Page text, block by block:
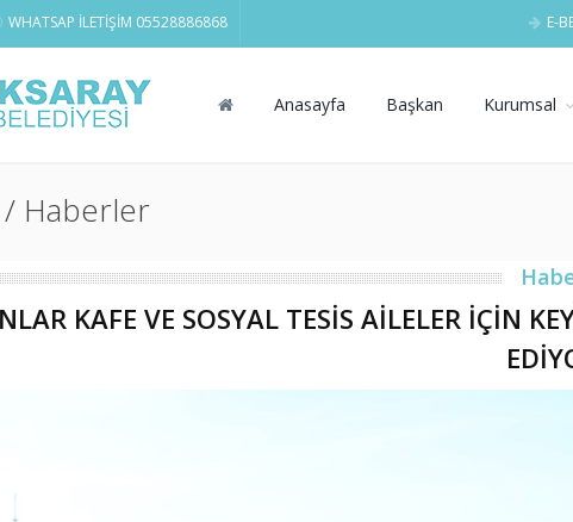
E-
WHATSAP İLETİŞİM 05528886868
Anasayfa Başkan Kurumsal
/ Haberler
KAFE VE SOSYAL TESİS AİLELER İÇİN